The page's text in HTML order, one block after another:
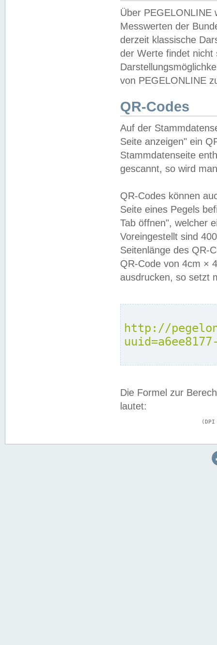
Über PEGELONLINE
Messwerten der
derzeit klassische
der Werte findet
von PEGELONLINE
QR-Codes
Auf der
Seite anzeigen" ein
Stammdatenseite
gescannt, so wird
QR-Codes können
Seite eines Pegels
Tab öffnen", welcher
Voreingestellt sind
Seitenlänge des QR-
QR-Code von 4cm ×
ausdrucken, so setzt
http://
Die Formel zur
lautet: